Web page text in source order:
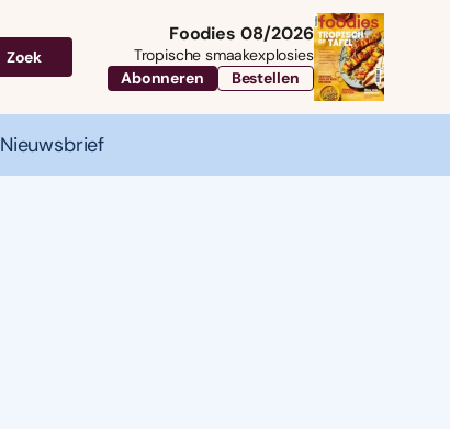
Zoek
Foodies 08/2026
Tropische smaakexplosies
Abonneren
Bestellen
Nieuwsbrief